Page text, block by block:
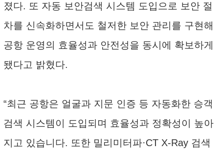
졌다. 또 자동 보안검색 시스템 도입으로 보안 절
차를 신속화하면서도 철저한 보안 관리를 구현해
공항 운영의 효율성과 안전성을 동시에 확보하게
됐다고 밝혔다.
“최근 공항은 얼굴과 지문 인증 등 자동화한 승객
검색 시스템이 도입되며 효율성과 정확성이 높아
지고 있습니다. 또한 밀리미터파·CT X-Ray 검색